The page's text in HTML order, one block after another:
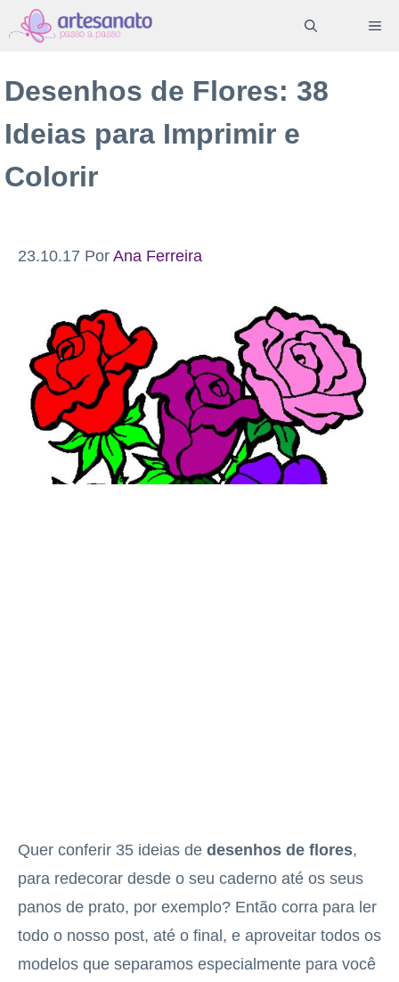
Pular
para
conteúdo
Desenhos de Flores: 38
Ideias para Imprimir e
Colorir
23.10.17 Por Ana Ferreira
Quer conferir 35 ideias de desenhos de flores,
para redecorar desde o seu caderno até os seus
panos de prato, por exemplo? Então corra para ler
todo o nosso post, até o final, e aproveitar todos os
modelos que separamos especialmente para você